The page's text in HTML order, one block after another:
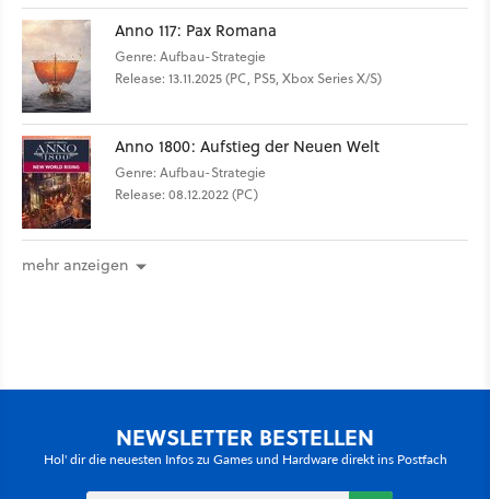
Anno 117: Pax Romana
Genre: Aufbau-Strategie
Release: 13.11.2025 (PC, PS5, Xbox Series X/S)
Anno 1800: Aufstieg der Neuen Welt
Genre: Aufbau-Strategie
Release: 08.12.2022 (PC)
mehr anzeigen
NEWSLETTER BESTELLEN
Hol' dir die neuesten Infos zu Games und Hardware direkt ins Postfach